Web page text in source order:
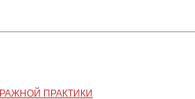
ПРАКТИКИ